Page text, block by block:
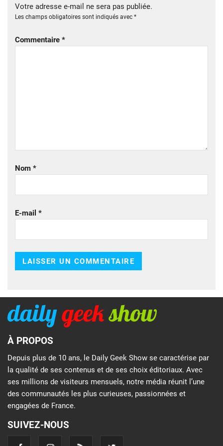
Votre adresse e-mail ne sera pas publiée.
Les champs obligatoires sont indiqués avec *
Commentaire *
Nom *
E-mail *
À PROPOS
Depuis plus de 10 ans, le Daily Geek Show se caractérise par
la qualité de ses contenus et de ses choix éditoriaux. Avec
ses millions de visiteurs mensuels, notre média réunit l’une
des communautés les plus curieuses, passionnées et
engagées de France.
SUIVEZ-NOUS